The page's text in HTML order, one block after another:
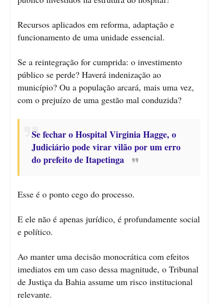
Recursos aplicados em reforma, adaptação e
funcionamento de uma unidade essencial.
Se a reintegração for cumprida: o investimento
público se perde? Haverá indenização ao
município? Ou a população arcará, mais uma vez,
com o prejuízo de uma gestão mal conduzida?
Se fechar o Hospital Virginia Hagge, o
Judiciário pode virar vilão por um erro
do prefeito de Itapetinga
Esse é o ponto cego do processo.
E ele não é apenas jurídico, é profundamente social
e político.
Ao manter uma decisão monocrática com efeitos
imediatos em um caso dessa magnitude, o Tribunal
de Justiça da Bahia assume um risco institucional
relevante.